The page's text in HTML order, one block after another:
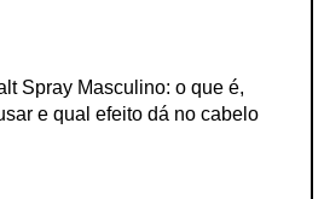
Spray Masculino: o que é,
e qual efeito dá no cabelo